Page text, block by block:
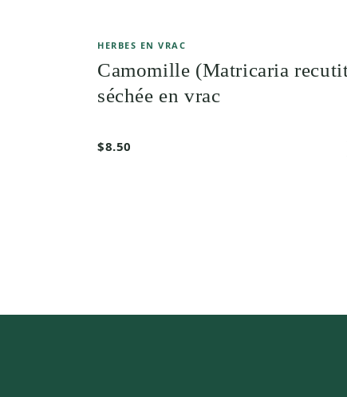
HERBES EN VRAC
Camomille (Matricaria
séchée en vrac
$8.50